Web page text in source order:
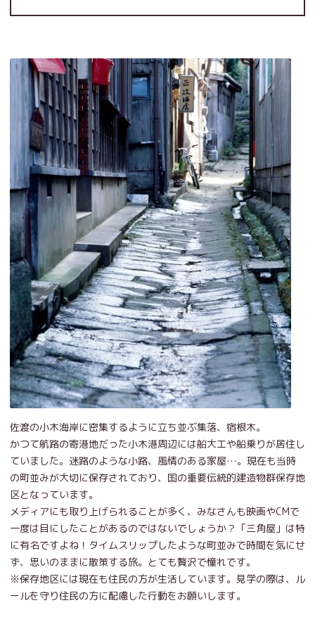
佐渡の小木海岸に密集するように立ち並ぶ集落、宿根木。
かつて航路の寄港地だった小木港周辺には船大工や船乗りが居住し
ていました。迷路のような小路、風情のある家屋…。現在も当時
の町並みが大切に保存されており、国の重要伝統的建造物群保存地
区となっています。
メディアにも取り上げられることが多く、みなさんも映画やCMで
一度は目にしたことがあるのではないでしょうか？「三角屋」は特
に有名ですよね！タイムスリップしたような町並みで時間を気にせ
ず、思いのままに散策する旅。とても贅沢で憧れです。
※保存地区には現在も住民の方が生活しています。見学の際は、ル
ールを守り住民の方に配慮した行動をお願いします。